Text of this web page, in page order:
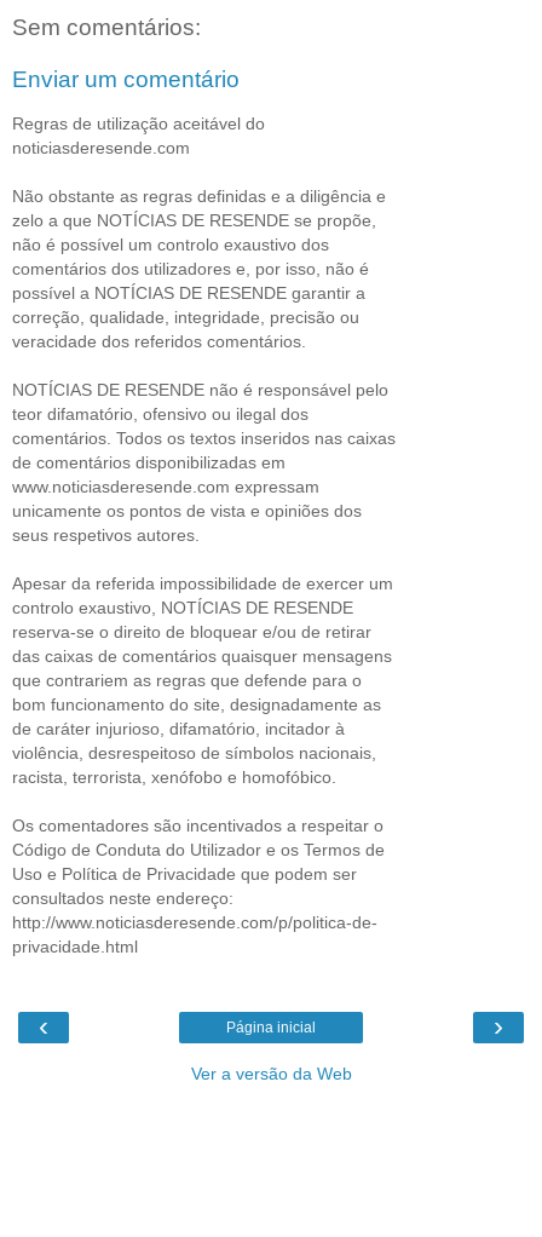
Sem comentários:
Enviar um comentário
Regras de utilização aceitável do
noticiasderesende.com
Não obstante as regras definidas e a diligência e
zelo a que NOTÍCIAS DE RESENDE se propõe,
não é possível um controlo exaustivo dos
comentários dos utilizadores e, por isso, não é
possível a NOTÍCIAS DE RESENDE garantir a
correção, qualidade, integridade, precisão ou
veracidade dos referidos comentários.
NOTÍCIAS DE RESENDE não é responsável pelo
teor difamatório, ofensivo ou ilegal dos
comentários. Todos os textos inseridos nas caixas
de comentários disponibilizadas em
www.noticiasderesende.com expressam
unicamente os pontos de vista e opiniões dos
seus respetivos autores.
Apesar da referida impossibilidade de exercer um
controlo exaustivo, NOTÍCIAS DE RESENDE
reserva-se o direito de bloquear e/ou de retirar
das caixas de comentários quaisquer mensagens
que contrariem as regras que defende para o
bom funcionamento do site, designadamente as
de caráter injurioso, difamatório, incitador à
violência, desrespeitoso de símbolos nacionais,
racista, terrorista, xenófobo e homofóbico.
Os comentadores são incentivados a respeitar o
Código de Conduta do Utilizador e os Termos de
Uso e Política de Privacidade que podem ser
consultados neste endereço:
http://www.noticiasderesende.com/p/politica-de-
privacidade.html
‹ ›
Página inicial
Ver a versão da Web